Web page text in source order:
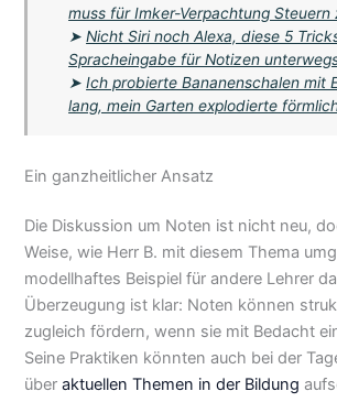
muss für Imker-Verpachtung Steuern
➤Nicht Siri noch Alexa, diese 5
Spracheingabe für Notizen
➤Ich probierte Bananenschalen mit
lang, mein Garten explodierte
Ein ganzheitlicher Ansatz
Die Diskussion um Noten ist nicht neu,
Weise, wie Herr B. mit diesem Thema
modellhaftes Beispiel für andere Lehrer
Überzeugung ist klar: Noten können
zugleich fördern, wenn sie mit Bedacht
Seine Praktiken könnten auch bei der
überaktuellen Themen in der Bildung